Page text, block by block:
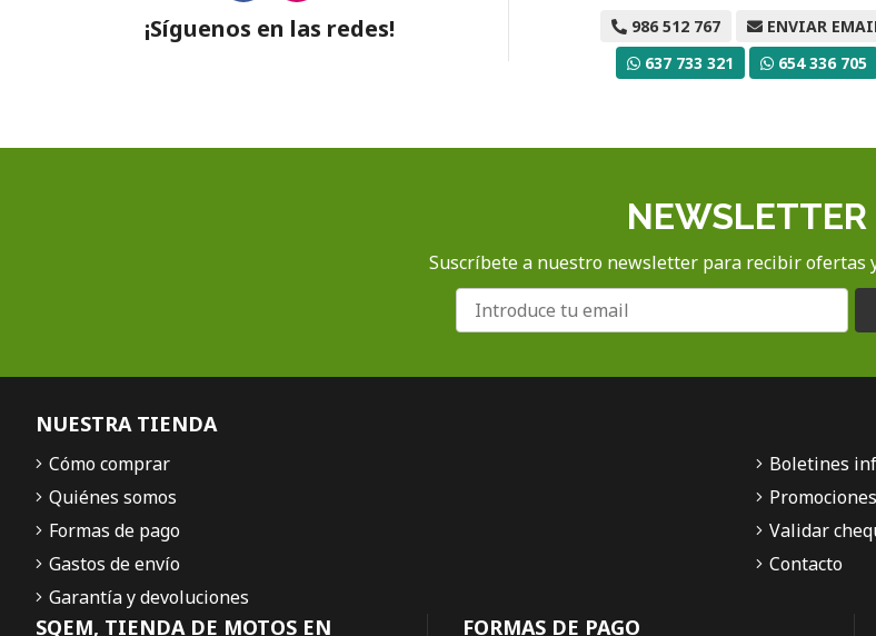
¡Síguenos en las redes! 986 512 767
ENVIAR
637 733 321
654 336 705
NEWSLETTER
Suscríbete a nuestro newsletter para recibir ofertas
SQEM, TIENDA DE MOTOS EN FORMAS DE PAGO
NUESTRA TIENDA
Cómo comprar
Quiénes somos
Formas de pago
Gastos de envío
Garantía y devoluciones
Boletines
Validar
Contacto